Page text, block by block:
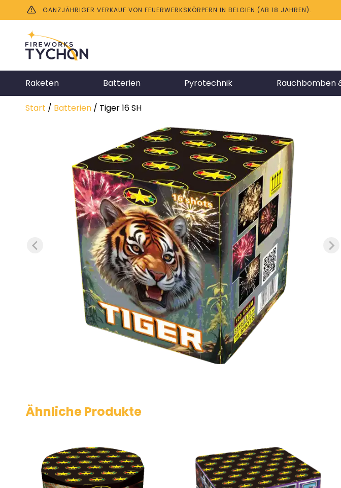
GANZJÄHRIGER VERKAUF VON FEUERWERKSKÖRPERN IN BELGIEN (AB 18 JAHREN).
Raketen Batterien Pyrotechnik Rauchbomben
Start / Batterien / Tiger 16 SH
Ähnliche Produkte